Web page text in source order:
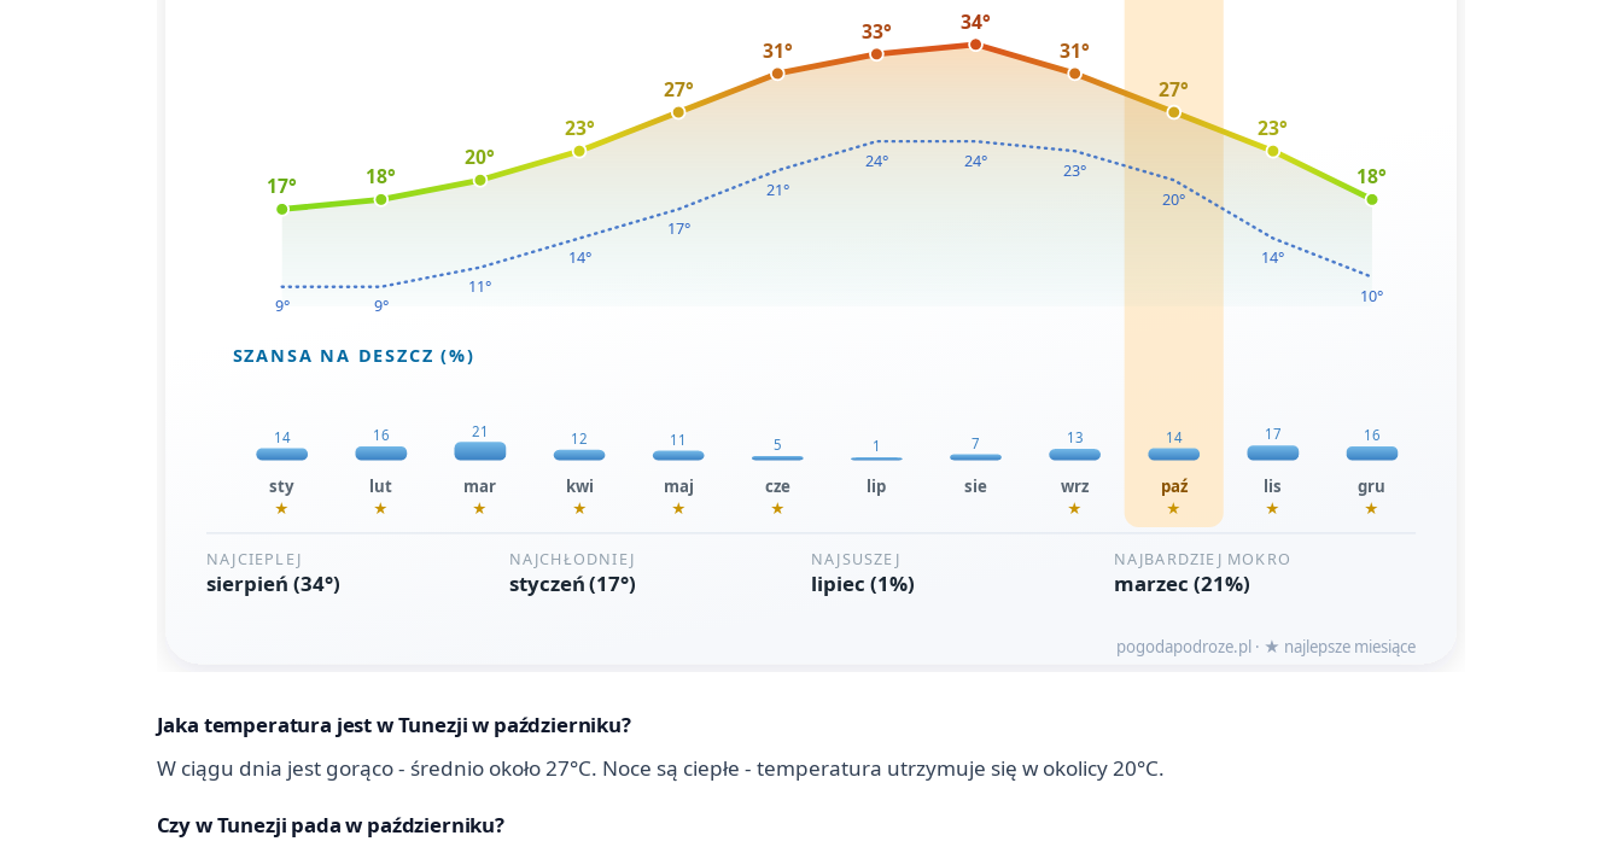
Jaka temperatura jest w Tunezji w październiku?
W ciągu dnia jest gorąco - średnio około 27°C. Noce są ciepłe - temperatura utrzymuje się w okolicy 20°C.
Czy w Tunezji pada w październiku?